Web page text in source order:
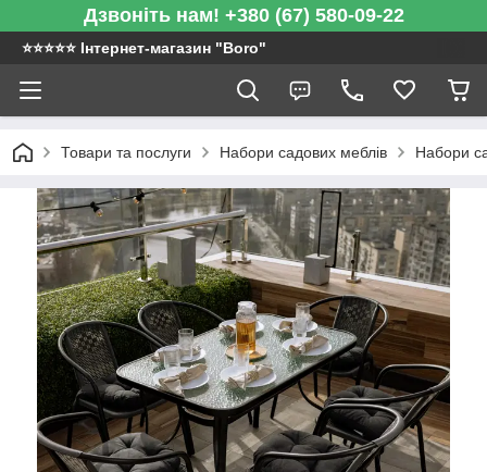
Дзвоніть нам! +380 (67) 580-09-22
⭐️⭐️⭐️⭐️⭐️ Інтернет-магазин "Boro"
Товари та послуги Набори садових меблів Набори